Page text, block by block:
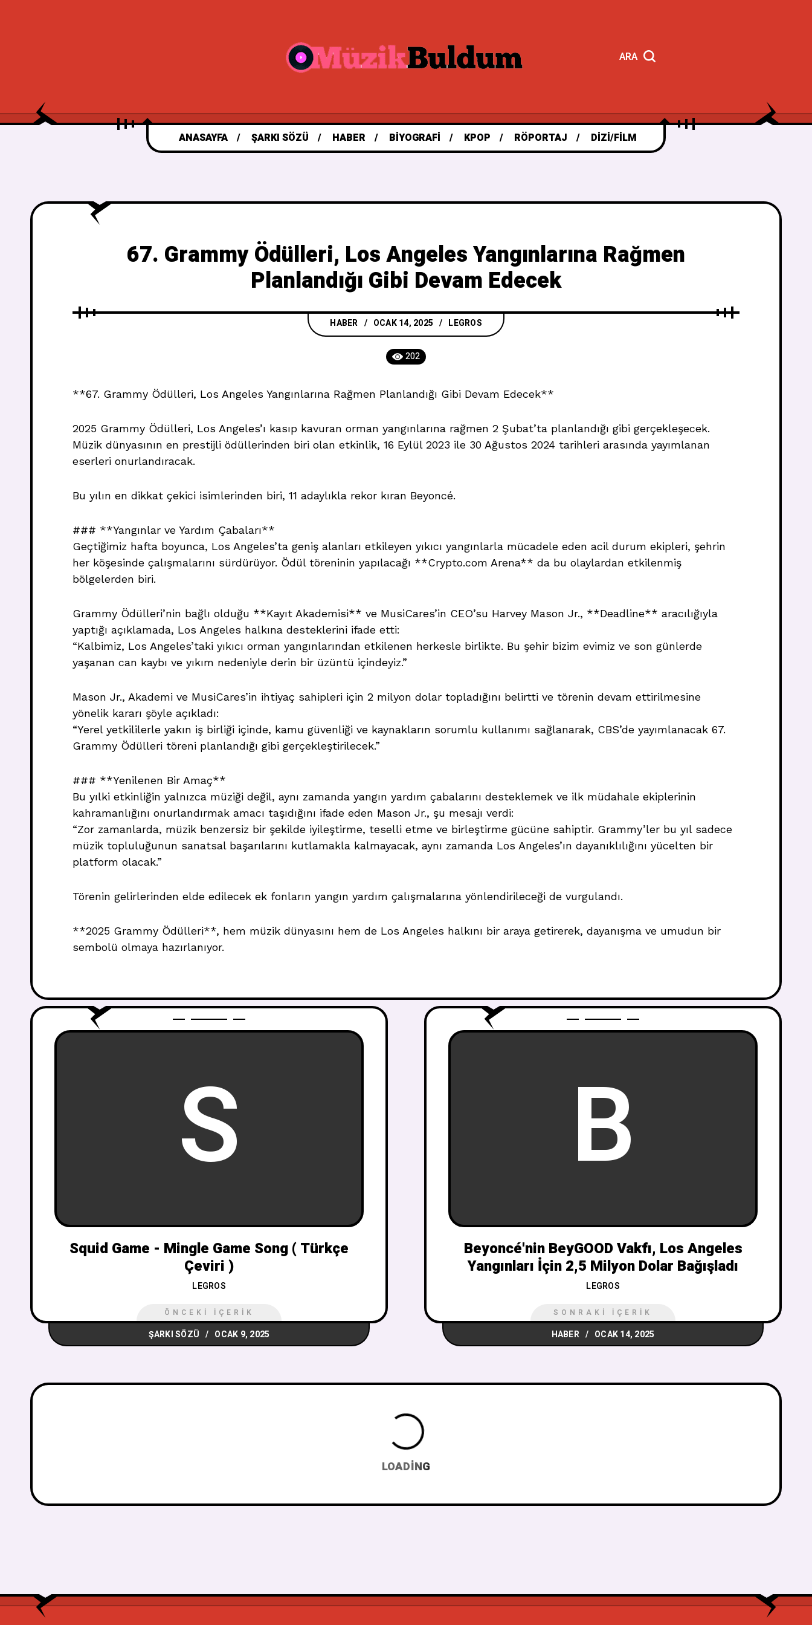
ARA
ANASAYFA ŞARKI SÖZÜ HABER BIYOGRAFI KPOP RÖPORTAJ DIZI/FILM
67. Grammy Ödülleri, Los Angeles Yangınlarına Rağmen
Planlandığı Gibi Devam Edecek
HABER OCAK 14, 2025 LEGROS
202
**67. Grammy Ödülleri, Los Angeles Yangınlarına Rağmen Planlandığı Gibi Devam Edecek**
2025 Grammy Ödülleri, Los Angeles’ı kasıp kavuran orman yangınlarına rağmen 2 Şubat’ta planlandığı gibi gerçekleşecek.
Müzik dünyasının en prestijli ödüllerinden biri olan etkinlik, 16 Eylül 2023 ile 30 Ağustos 2024 tarihleri arasında yayımlanan
eserleri onurlandıracak.
Bu yılın en dikkat çekici isimlerinden biri, 11 adaylıkla rekor kıran Beyoncé.
### **Yangınlar ve Yardım Çabaları**
Geçtiğimiz hafta boyunca, Los Angeles’ta geniş alanları etkileyen yıkıcı yangınlarla mücadele eden acil durum ekipleri, şehrin
her köşesinde çalışmalarını sürdürüyor. Ödül töreninin yapılacağı **Crypto.com Arena** da bu olaylardan etkilenmiş
bölgelerden biri.
Grammy Ödülleri’nin bağlı olduğu **Kayıt Akademisi** ve MusiCares’in CEO’su Harvey Mason Jr., **Deadline** aracılığıyla
yaptığı açıklamada, Los Angeles halkına desteklerini ifade etti:
“Kalbimiz, Los Angeles’taki yıkıcı orman yangınlarından etkilenen herkesle birlikte. Bu şehir bizim evimiz ve son günlerde
yaşanan can kaybı ve yıkım nedeniyle derin bir üzüntü içindeyiz.”
Mason Jr., Akademi ve MusiCares’in ihtiyaç sahipleri için 2 milyon dolar topladığını belirtti ve törenin devam ettirilmesine
yönelik kararı şöyle açıkladı:
“Yerel yetkililerle yakın iş birliği içinde, kamu güvenliği ve kaynakların sorumlu kullanımı sağlanarak, CBS’de yayımlanacak 67.
Grammy Ödülleri töreni planlandığı gibi gerçekleştirilecek.”
### **Yenilenen Bir Amaç**
Bu yılki etkinliğin yalnızca müziği değil, aynı zamanda yangın yardım çabalarını desteklemek ve ilk müdahale ekiplerinin
kahramanlığını onurlandırmak amacı taşıdığını ifade eden Mason Jr., şu mesajı verdi:
“Zor zamanlarda, müzik benzersiz bir şekilde iyileştirme, teselli etme ve birleştirme gücüne sahiptir. Grammy’ler bu yıl sadece
müzik topluluğunun sanatsal başarılarını kutlamakla kalmayacak, aynı zamanda Los Angeles’ın dayanıklılığını yücelten bir
platform olacak.”
Törenin gelirlerinden elde edilecek ek fonların yangın yardım çalışmalarına yönlendirileceği de vurgulandı.
**2025 Grammy Ödülleri**, hem müzik dünyasını hem de Los Angeles halkını bir araya getirerek, dayanışma ve umudun bir
sembolü olmaya hazırlanıyor.
S
Squid Game - Mingle Game Song ( Türkçe
Çeviri )
LEGROS
ÖNCEKI İÇERIK
ŞARKI SÖZÜ OCAK 9, 2025
B
Beyoncé'nin BeyGOOD Vakfı, Los Angeles
Yangınları İçin 2,5 Milyon Dolar Bağışladı
LEGROS
SONRAKI İÇERIK
HABER OCAK 14, 2025
LOADING